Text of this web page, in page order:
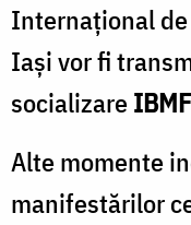
Internațional
Iași vor fi
socializareIBMF
Alte momente
manifestărilor